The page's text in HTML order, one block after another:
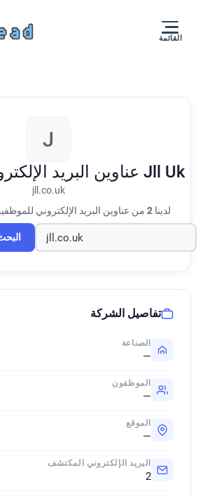
القائمة
J
Jll Uk عناوين البريد
jll.co.uk
لدينا2 من عناوين البريد الإلكتروني
تفاصيل الشركة
الصناعة
—
الموظفون
—
الموقع
—
البريد الإلكتروني المكتشف
2